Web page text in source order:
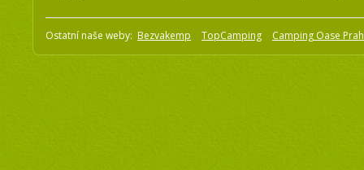
Ostatní naše weby: Bezvakemp TopCamping Camping Oase